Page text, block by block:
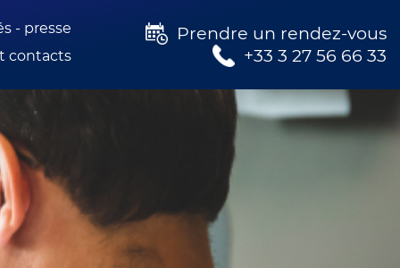
- presse
contacts
Prendre un rendez-vous
+33 3 27 56 66 33